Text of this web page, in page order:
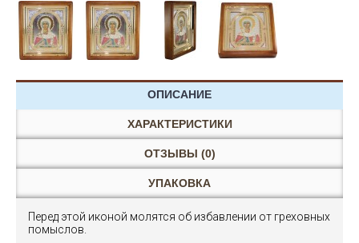
ОПИСАНИЕ
ХАРАКТЕРИСТИКИ
ОТЗЫВЫ (0)
УПАКОВКА
Перед этой иконой молятся об избавлении от греховных
помыслов.